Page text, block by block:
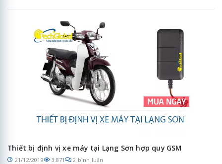
Thiết bị định vị xe máy tại Lạng Sơn hợp quy GSM
21/12/2019 3.871 2 bình luận